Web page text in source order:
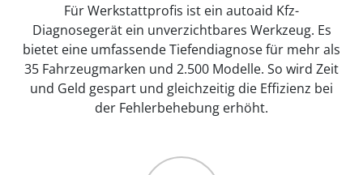
Für Werkstattprofis ist ein autoaid Kfz-
Diagnosegerät ein unverzichtbares Werkzeug. Es
bietet eine umfassende Tiefendiagnose für mehr als
35 Fahrzeugmarken und 2.500 Modelle. So wird Zeit
und Geld gespart und gleichzeitig die Effizienz bei
der Fehlerbehebung erhöht.